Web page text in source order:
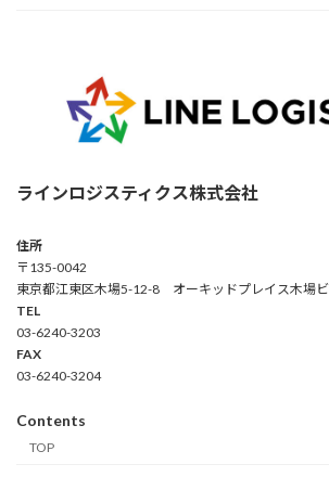
ラインロジスティクス株式会社
住所
〒135-0042
東京都江東区木場5-12-8 オーキッドプレイス木場
TEL
03-6240-3203
FAX
03-6240-3204
Contents
TOP